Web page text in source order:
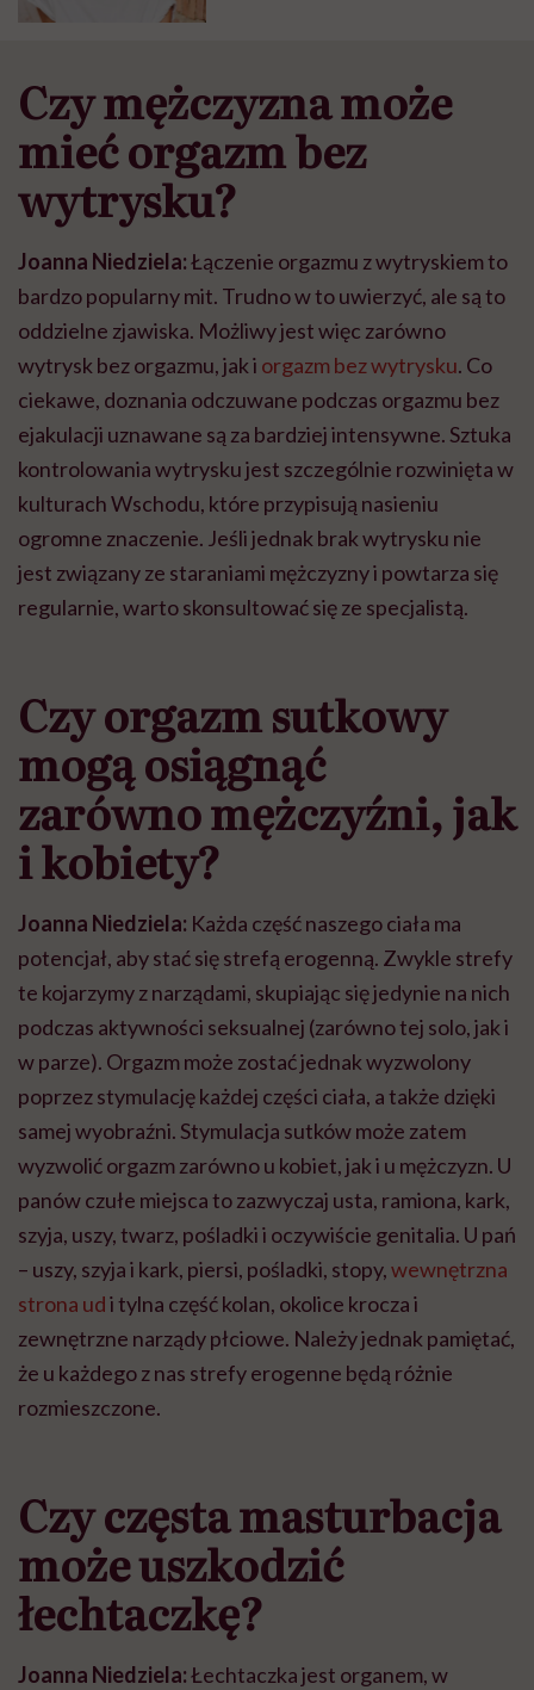
Czy mężczyzna może
mieć orgazm bez
wytrysku?
Joanna Niedziela:Łączenie orgazmu z wytryskiem to
bardzo popularny mit. Trudno w to uwierzyć, ale są to
oddzielne zjawiska. Możliwy jest więc zarówno
wytrysk bez orgazmu, jak i orgazm bez wytrysku. Co
ciekawe, doznania odczuwane podczas orgazmu bez
ejakulacji uznawane są za bardziej intensywne. Sztuka
kontrolowania wytrysku jest szczególnie rozwinięta w
kulturach Wschodu, które przypisują nasieniu
ogromne znaczenie. Jeśli jednak brak wytrysku nie
jest związany ze staraniami mężczyzny i powtarza się
regularnie, warto skonsultować się ze specjalistą.
Czy orgazm sutkowy
mogą osiągnąć
zarówno mężczyźni, jak
i kobiety?
Joanna Niedziela: Każda część naszego ciała ma
potencjał, aby stać się strefą erogenną. Zwykle strefy
te kojarzymy z narządami, skupiając się jedynie na nich
podczas aktywności seksualnej (zarówno tej solo, jak i
w parze). Orgazm może zostać jednak wyzwolony
poprzez stymulację każdej części ciała, a także dzięki
samej wyobraźni. Stymulacja sutków może zatem
wyzwolić orgazm zarówno u kobiet, jak i u mężczyzn. U
panów czułe miejsca to zazwyczaj usta, ramiona, kark,
szyja, uszy, twarz, pośladki i oczywiście genitalia. U pań
– uszy, szyja i kark, piersi, pośladki, stopy,wewnętrzna
strona udi tylna część kolan, okolice krocza i
zewnętrzne narządy płciowe. Należy jednak pamiętać,
że u każdego z nas strefy erogenne będą różnie
rozmieszczone.
Czy częsta masturbacja
może uszkodzić
łechtaczkę?
Joanna Niedziela:Łechtaczka jest organem, w